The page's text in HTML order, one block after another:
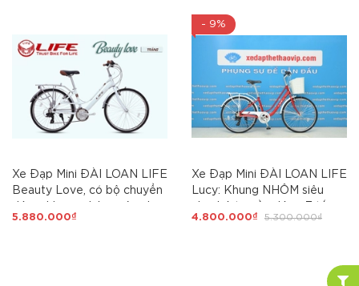
Xe Đạp Mini ĐÀI LOAN LIFE
Beauty Love, có bộ chuyển
duyên dáng sang trọng, 21
5.880.000₫
- 9%
Xe Đạp Mini ĐÀI LOAN LIFE
Lucy: Khung NHÔM siêu
độ SHIMANO Tourney,
4.800.000₫ 5.300.000₫